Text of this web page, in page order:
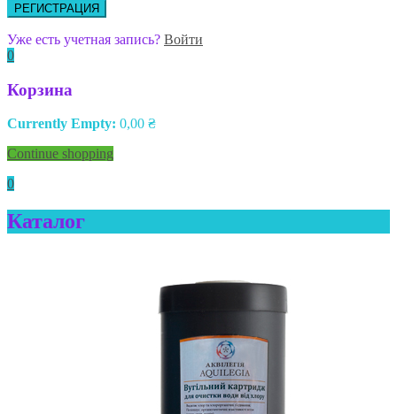
РЕГИСТРАЦИЯ
Уже есть учетная запись? Войти
0
Корзина
Currently Empty: 0,00 ₴
Continue shopping
0
Каталог